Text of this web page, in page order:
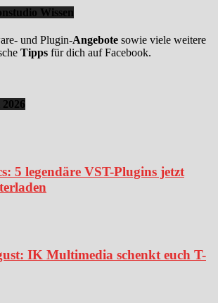
Wissen
und Plugin-Angebote sowie viele weitere
Tipps für dich auf Facebook.
5 legendäre VST-Plugins jetzt
IK Multimedia schenkt euch T-